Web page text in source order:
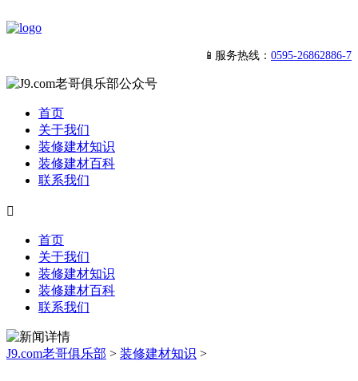
📱服务热线： 0595-26862886-7
首页
关于我们
装修建材知识
装修建材百科
联系我们

首页
关于我们
装修建材知识
装修建材百科
联系我们
J9.com老哥俱乐部 > 装修建材知识 >